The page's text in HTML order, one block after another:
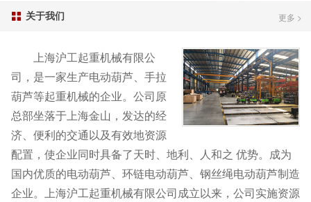
 关于我们 更多 >
上海沪工起重机械有限公
司，是一家生产电动葫芦、手拉
葫芦等起重机械的企业。公司原
总部坐落于上海金山，发达的经
济、便利的交通以及有效地资源
配置，使企业同时具备了天时、地利、人和之 优势。成为
国内优质的电动葫芦、环链电动葫芦、钢丝绳电动葫芦制造
企业。上海沪工起重机械有限公司成立以来，公司实施资源